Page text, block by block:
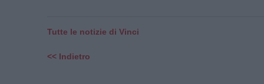
Tutte le notizie di Vinci
<< Indietro